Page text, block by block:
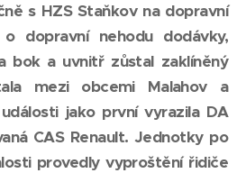
s HZS Staňkov na dopravní
dopravní nehodu dodávky,
bok a uvnitř zůstal zaklíněný
mezi obcemi Malahov a
jako první vyrazila DA
CAS Renault. Jednotky po
provedly vyproštění řidiče